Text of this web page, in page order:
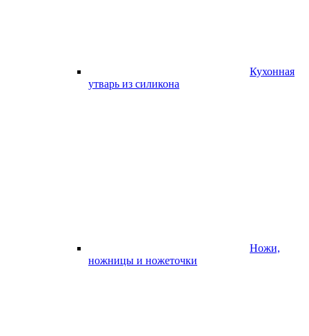
Кухонная
утварь из силикона
Ножи,
ножницы и ножеточки